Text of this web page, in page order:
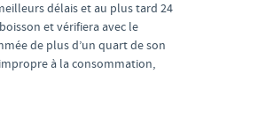
délais et au plus tard 24
et vérifiera avec le
de plus d’un quart de son
à la consommation,